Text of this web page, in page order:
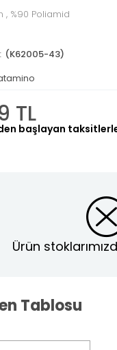
, %90 Poliamid
(K62005-43)
TL
başlayan
Ürün
Tablosu